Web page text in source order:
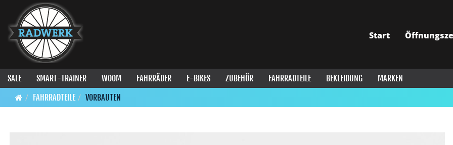
Start
SALE SMART-TRAINER WOOM FAHRRÄDER E-BIKES ZUBEHÖR FAHRRADTEILE BEKLEIDUNG
MARKEN
FAHRRADTEILE
VORBAUTEN